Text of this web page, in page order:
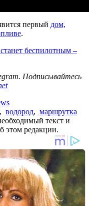
первый дом,
.
беспилотным –
Подписывайтесь
, водород, маршрутка
текст и
этом редакции.